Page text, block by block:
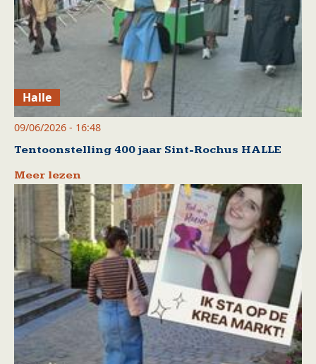
Halle
09/06/2026 - 16:48
Tentoonstelling 400 jaar Sint-Rochus HALLE
Meer lezen